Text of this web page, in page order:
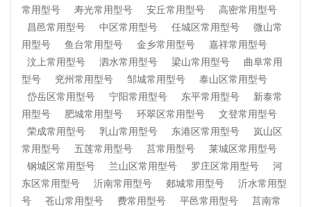
常用型号
寿光常用型号 安丘常用型号
高密常用型号
昌邑常用型号
中区常用型号 任城区常用型号
微山常
用型号
鱼台常用型号 金乡常用型号
嘉祥常用型号
汶上常用型号
泗水常用型号 梁山常用型号
曲阜常用
型号
兖州常用型号 邹城常用型号
泰山区常用型号
岱岳区常用型号
宁阳常用型号 东平常用型号
新泰常
用型号
肥城常用型号 环翠区常用型号
文登常用型号
荣成常用型号
乳山常用型号 东港区常用型号
岚山区
常用型号
五莲常用型号 莒常用型号
莱城区常用型号
钢城区常用型号
兰山区常用型号 罗庄区常用型号
河
东区常用型号
沂南常用型号 郯城常用型号
沂水常用型
号
苍山常用型号 费常用型号 平邑常用型号
莒南常